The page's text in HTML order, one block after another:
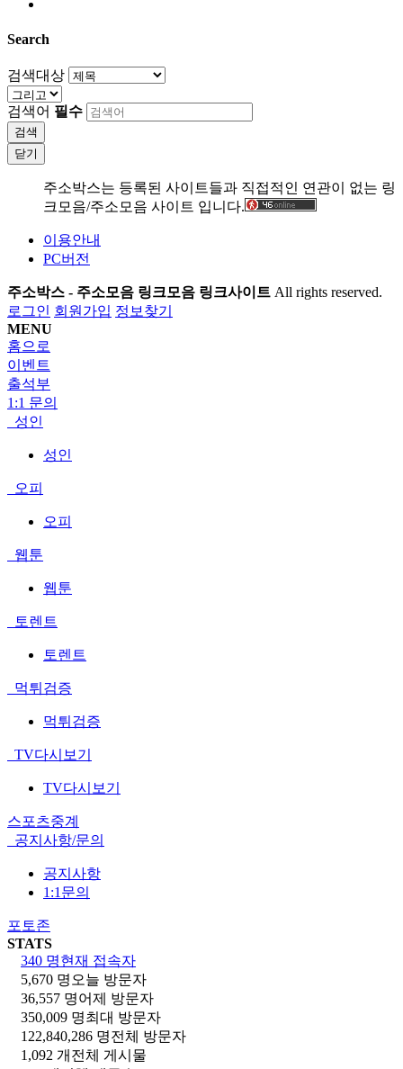
Search
검색대상
검색어 필수
검색
닫기
주소박스는 등록된 사이트들과 직접적인 연관이 없는 링
크모음/주소모음 사이트 입니다.
이용안내
PC버전
주소박스 - 주소모음 링크모음 링크사이트 All rights reserved.
로그인 회원가입 정보찾기
MENU
홈으로
이벤트
출석부
1:1 문의
성인
성인
오피
오피
웹툰
웹툰
토렌트
토렌트
먹튀검증
먹튀검증
TV다시보기
TV다시보기
스포츠중계
공지사항/문의
공지사항
1:1문의
포토존
STATS
340 명현재 접속자
5,670 명 오늘 방문자
36,557 명어제 방문자
350,009 명최대 방문자
122,840,286 명전체 방문자
1,092 개 전체 게시물